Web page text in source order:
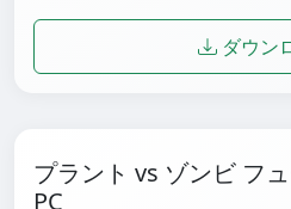
ダウン
プラント vs ゾンビ フ
PC